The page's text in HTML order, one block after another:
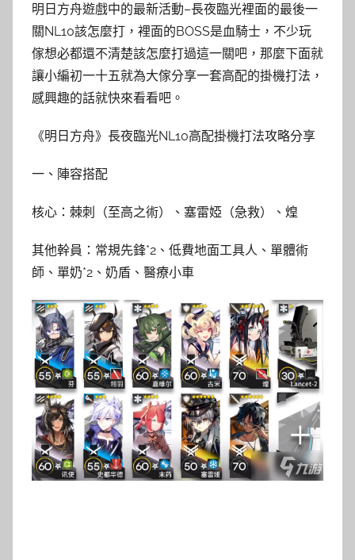
明日方舟遊戲中的最新活動–長夜臨光裡面的最後一
關NL10該怎麼打，裡面的BOSS是血騎士，不少玩
傢想必都還不清楚該怎麼打過這一關吧，那麼下面就
讓小編初一十五就為大傢分享一套高配的掛機打法，
感興趣的話就快來看看吧。
《明日方舟》長夜臨光NL10高配掛機打法攻略分享
一、陣容搭配
核心：棘刺（至高之術）、塞雷婭（急救）、煌
其他幹員：常規先鋒*2、低費地面工具人、單體術
師、單奶*2、奶盾、醫療小車